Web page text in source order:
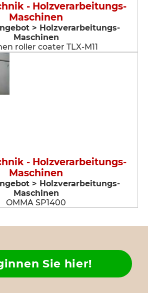
- Holzverarbeitungs-
Maschinen
> Holzverarbeitungs-
Maschinen
roller coater TLX-M11
- Holzverarbeitungs-
Maschinen
> Holzverarbeitungs-
Maschinen
OMMA SP1400
Sie hier!